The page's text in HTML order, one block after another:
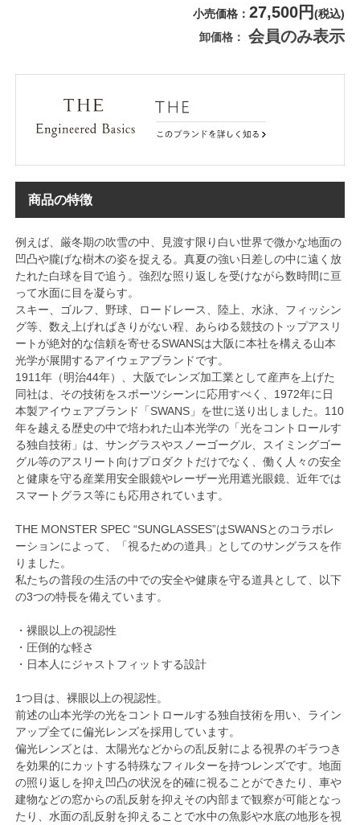
小売価格 27,500円(税込)
卸価格
会員のみ表示
商品の特徴
例えば、厳冬期の吹雪の中、見渡す限り白い世界で微かな地面の
凹凸や朧げな樹木の姿を捉える。真夏の強い日差しの中に遠く放
たれた白球を目で追う。強烈な照り返しを受けながら数時間に亘
って水面に目を凝らす。
スキー、ゴルフ、野球、ロードレース、陸上、水泳、フィッシン
グ等、数え上げればきりがない程、あらゆる競技のトップアスリ
ートが絶対的な信頼を寄せるSWANSは大阪に本社を構える山本
光学が展開するアイウェアブランドです。
1911年（明治44年）、大阪でレンズ加工業として産声を上げた
同社は、その技術をスポーツシーンに応用すべく、1972年に日
本製アイウェアブランド「SWANS」を世に送り出しました。110
年を越える歴史の中で培われた山本光学の「光をコントロールす
る独自技術」は、サングラスやスノーゴーグル、スイミングゴー
グル等のアスリート向けプロダクトだけでなく、働く人々の安全
と健康を守る産業用安全眼鏡やレーザー光用遮光眼鏡、近年では
スマートグラス等にも応用されています。
THE MONSTER SPEC “SUNGLASSES”はSWANSとのコラボレ
ーションによって、「視るための道具」としてのサングラスを作
りました。
私たちの普段の生活の中での安全や健康を守る道具として、以下
の3つの特長を備えています。
・裸眼以上の視認性
・圧倒的な軽さ
・日本人にジャストフィットする設計
1つ目は、裸眼以上の視認性。
前述の山本光学の光をコントロールする独自技術を用い、ライン
アップ全てに偏光レンズを採用しています。
偏光レンズとは、太陽光などからの乱反射による視界のギラつき
を効果的にカットする特殊なフィルターを持つレンズです。地面
の照り返しを抑え凹凸の状況を的確に視ることができたり、車や
建物などの窓からの乱反射を抑えその内部まで観察が可能となっ
たり、水面の乱反射を抑えることで水中の魚影や水底の地形を視